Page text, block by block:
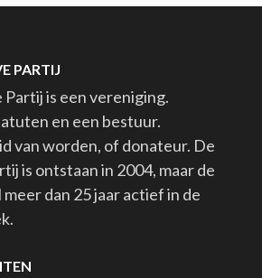
PARTIJ
is een vereniging.
en een bestuur.
van worden, of donateur. De
is ontstaan in 2004, maar de
dan 25 jaar actief in de